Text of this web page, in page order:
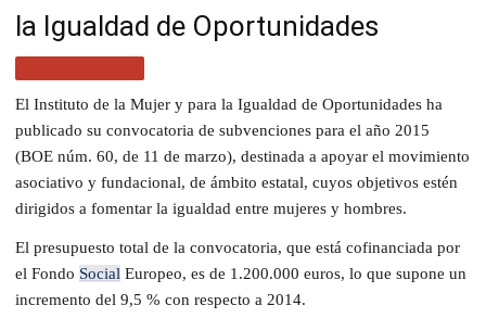
la Igualdad de Oportunidades
El Instituto de la Mujer y para la Igualdad de Oportunidades ha
publicado su convocatoria de subvenciones para el año 2015
(BOE núm. 60, de 11 de marzo), destinada a apoyar el movimiento
asociativo y fundacional, de ámbito estatal, cuyos objetivos estén
dirigidos a fomentar la igualdad entre mujeres y hombres.
El presupuesto total de la convocatoria, que está cofinanciada por
el Fondo Social Europeo, es de 1.200.000 euros, lo que supone un
incremento del 9,5 % con respecto a 2014.